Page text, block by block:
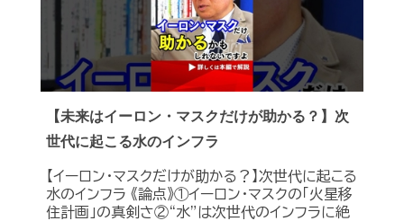
【未来はイーロン・マスクだけが助かる？】次
世代に起こる水のインフラ
【イーロン・マスクだけが助かる？】次世代に起こる
水のインフラ 《論点》①イーロン・マスクの「火星移
住計画」の真剣さ②“水”は次世代のインフラに絶